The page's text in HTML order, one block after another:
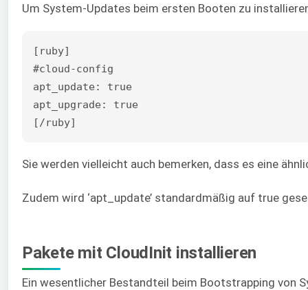
Um System-Updates beim ersten Booten zu
[ruby]
#cloud-config
apt_update: true
apt_upgrade: true
[/ruby]
Sie werden vielleicht auch bemerken, dass es eine
Zudem wird ‘apt_update’ standardmäßig auf true
Pakete mit CloudInit installieren
Ein wesentlicher Bestandteil beim Bootstrapping von